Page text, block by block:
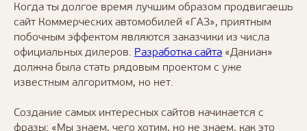
Когда ты долгое время лучшим образом продвигаешь
сайт Коммерческих автомобилей «ГАЗ», приятным
побочным эффектом являются заказчики из числа
официальных дилеров. Разработка сайта «Даниан»
должна была стать рядовым проектом с уже
известным алгоритмом, но нет.
Создание самых интересных сайтов начинается с
фразы: «Мы знаем, чего хотим, но не знаем, как это